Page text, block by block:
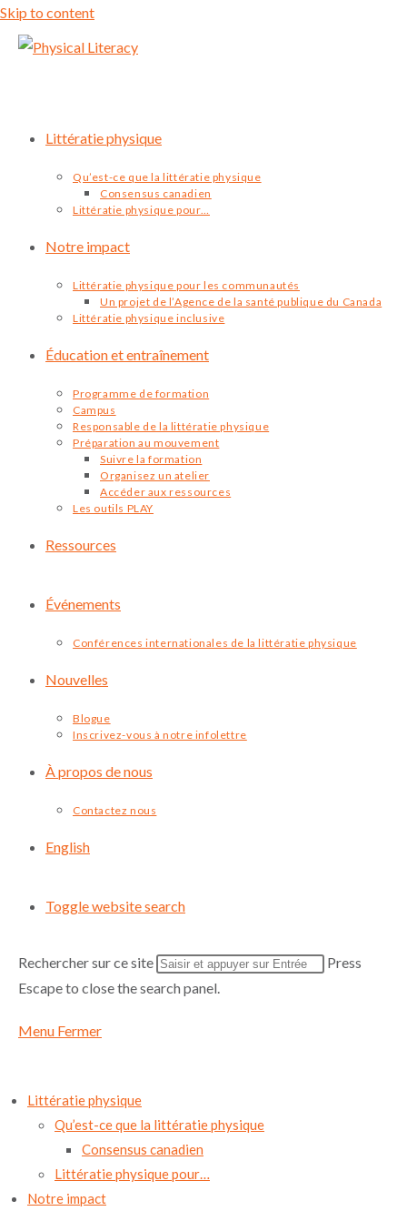
Skip to content
Littératie physique
Qu’est-ce que la littératie physique
Consensus canadien
Littératie physique pour…
Notre impact
Littératie physique pour les communautés
Un projet de l’Agence de la santé publique du Canada
Littératie physique inclusive
Éducation et entraînement
Programme de formation
Campus
Responsable de la littératie physique
Préparation au mouvement
Suivre la formation
Organisez un atelier
Accéder aux ressources
Les outils PLAY
Ressources
Événements
Conférences internationales de la littératie physique
Nouvelles
Blogue
Inscrivez-vous à notre infolettre
À propos de nous
Contactez nous
English
Toggle website search
Rechercher sur ce site
Press
Escape to close the search panel.
Menu Fermer
Littératie physique
Qu’est-ce que la littératie physique
Consensus canadien
Littératie physique pour…
Notre impact